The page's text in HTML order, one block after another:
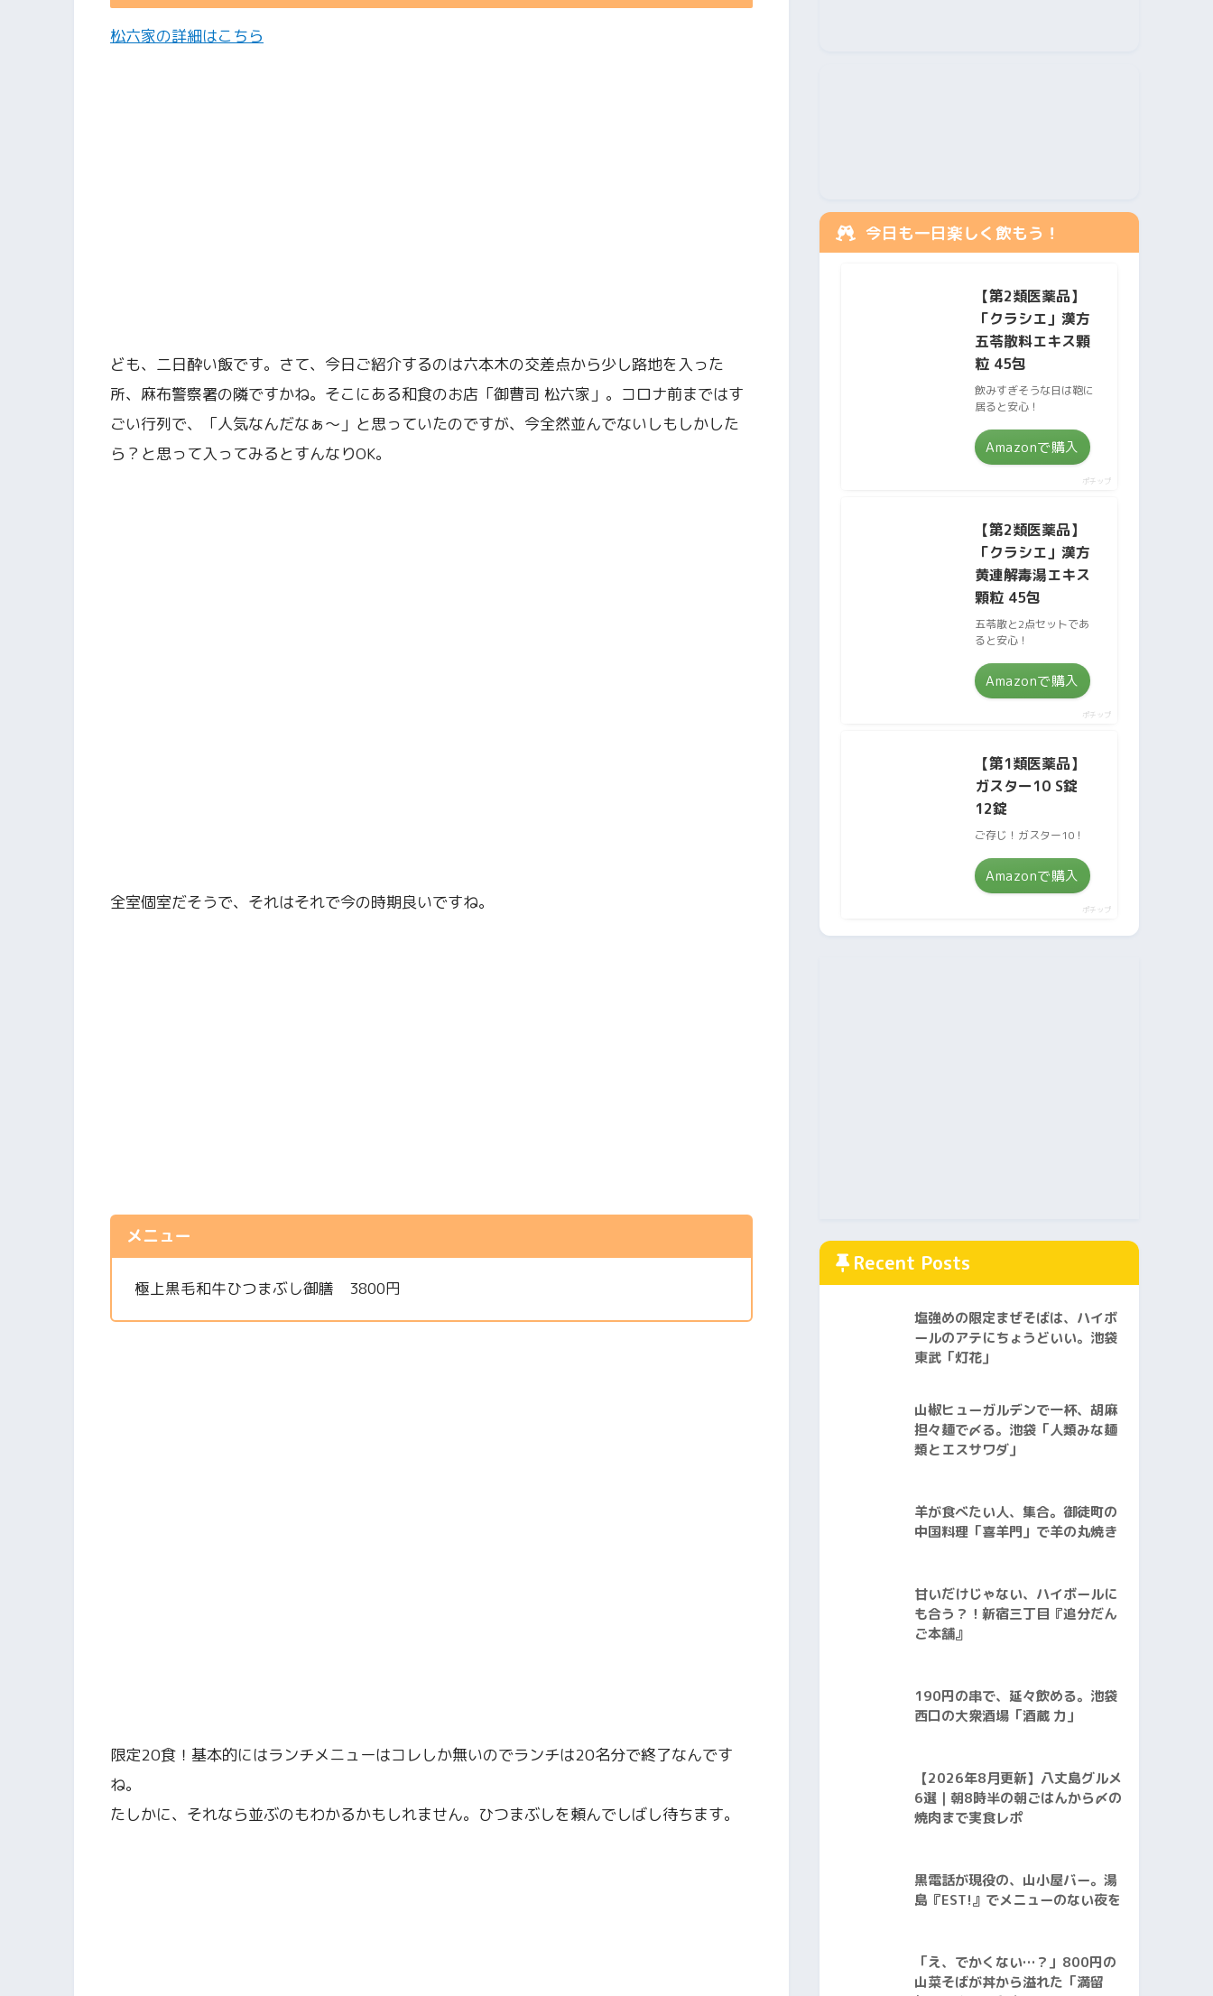
松六家の詳細はこちら
ども、二日酔い飯です。さて、今日ご紹介するのは六本木の交差点から少し路地を入った
所、麻布警察署の隣ですかね。そこにある和食のお店「御曹司 松六家」。コロナ前まではす
ごい行列で、「人気なんだなぁ〜」と思っていたのですが、今全然並んでないしもしかした
ら？と思って入ってみるとすんなりOK。
全室個室だそうで、それはそれで今の時期良いですね。
メニュー
極上黒毛和牛ひつまぶし御膳 3800円
限定20食！基本的にはランチメニューはコレしか無いのでランチは20名分で終了なんです
ね。
たしかに、それなら並ぶのもわかるかもしれません。ひつまぶしを頼んでしばし待ちます。
今日も一日楽しく飲もう！
【第2類医薬品】
「クラシエ」漢方
五苓散料エキス顆
粒 45包
飲みすぎそうな日は鞄に
居ると安心！
Amazonで購入
ポチップ
【第2類医薬品】
「クラシエ」漢方
黄連解毒湯エキス
顆粒 45包
五苓散と2点セットであ
ると安心！
Amazonで購入
ポチップ
【第1類医薬品】
ガスター10 S錠
12錠
ご存じ！ガスター10！
Amazonで購入
ポチップ
Recent Posts
塩強めの限定まぜそばは、ハイボ
ールのアテにちょうどいい。池袋
東武「灯花」
山椒ヒューガルデンで一杯、胡麻
担々麺で〆る。池袋「人類みな麺
類とエスサワダ」
羊が食べたい人、集合。御徒町の
中国料理「喜羊門」で羊の丸焼き
甘いだけじゃない、ハイボールに
も合う？！新宿三丁目『追分だん
ご本舗』
190円の串で、延々飲める。池袋
西口の大衆酒場「酒蔵 力」
【2026年8月更新】八丈島グルメ
6選｜朝8時半の朝ごはんから〆の
焼肉まで実食レポ
黒電話が現役の、山小屋バー。湯
島『EST!』でメニューのない夜を
「え、でかくない…？」800円の
山菜そばが丼から溢れた「満留